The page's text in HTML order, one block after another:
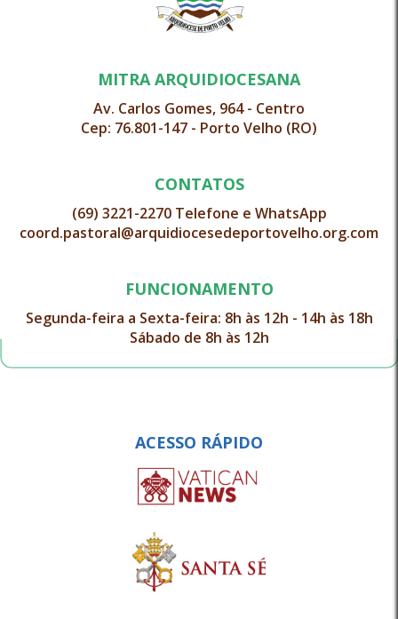
MITRA ARQUIDIOCESANA
Av. Carlos Gomes, 964 - Centro
Cep: 76.801-147 - Porto Velho (RO)
CONTATOS
(69) 3221-2270 Telefone e WhatsApp
coord.pastoral@arquidiocesedeportovelho.org.com
FUNCIONAMENTO
Segunda-feira a Sexta-feira: 8h às 12h - 14h às 18h
Sábado de 8h às 12h
ACESSO RÁPIDO